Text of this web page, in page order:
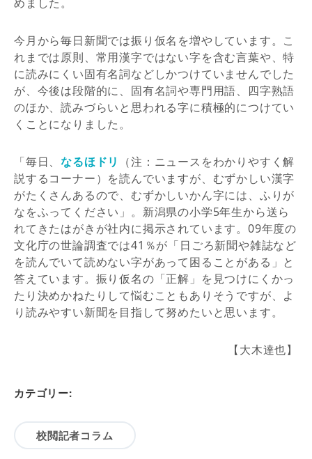
今月から毎日新聞では振り仮名を増やしています。こ
れまでは原則、常用漢字ではない字を含む言葉や、特
に読みにくい固有名詞などしかつけていませんでした
が、今後は段階的に、固有名詞や専門用語、四字熟語
のほか、読みづらいと思われる字に積極的につけてい
くことになりました。
「毎日、なるほドリ
（注：ニュースをわかりやすく解
説するコーナー）を読んでいますが、むずかしい漢字
がたくさんあるので、むずかしいかん字には、ふりが
なをふってください」。新潟県の小学5年生から送ら
れてきたはがきが社内に掲示されています。09年度の
文化庁の世論調査では41％が「日ごろ新聞や雑誌など
を読んでいて読めない字があって困ることがある」と
答えています。振り仮名の「正解」を見つけにくかっ
たり決めかねたりして悩むこともありそうですが、よ
り読みやすい新聞を目指して努めたいと思います。
【大木達也】
カテゴリー:
校閲記者コラム